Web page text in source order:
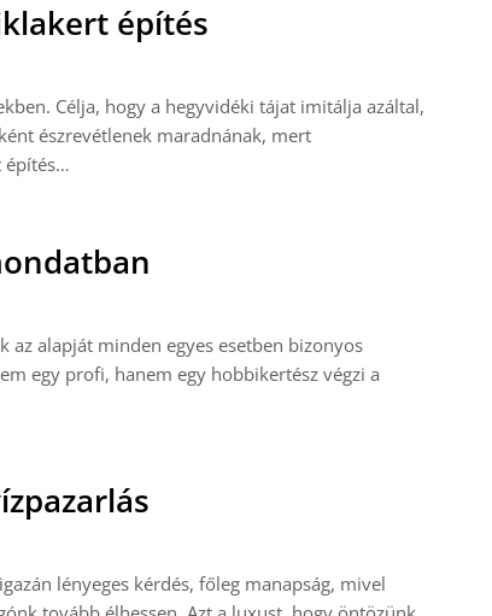
építés
Célja, hogy a hegyvidéki tájat imitálja azáltal,
észrevétlenek maradnának, mert
építés…
az alapját minden egyes esetben bizonyos
egy profi, hanem egy hobbikertész végzi a
lényeges kérdés, főleg manapság, mivel